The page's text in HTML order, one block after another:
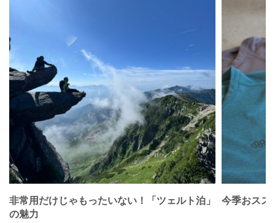
非常用だけじゃもったいない！「ツェルト泊」
の魅力
今季おスス